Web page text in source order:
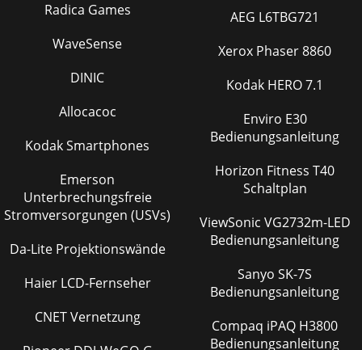
Radica Games
WaveSense
DINIC
Allocacoc
Kodak Smartphones
Emerson
Unterbrechungsfreie
Stromversorgungen (USVs)
Da-Lite Projektionswände
Haier LCD-Fernseher
CNET Vernetzung
AEG L6TBG721
Xerox Phaser 8860
Kodak HERO 7.1
Enviro E30
Bedienungsanleitung
Horizon Fitness T40
Schaltplan
ViewSonic VG2732m-LED
Bedienungsanleitung
Sanyo SK-7S
Bedienungsanleitung
Compaq iPAQ H3800
Bedienungsanleitung